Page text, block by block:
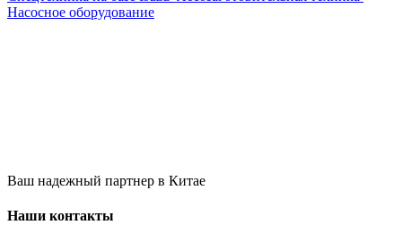
Насосное оборудование
Ваш надежный партнер в Китае
Наши контакты